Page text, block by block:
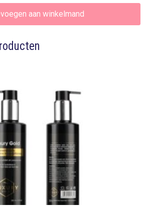
aan winkelmand